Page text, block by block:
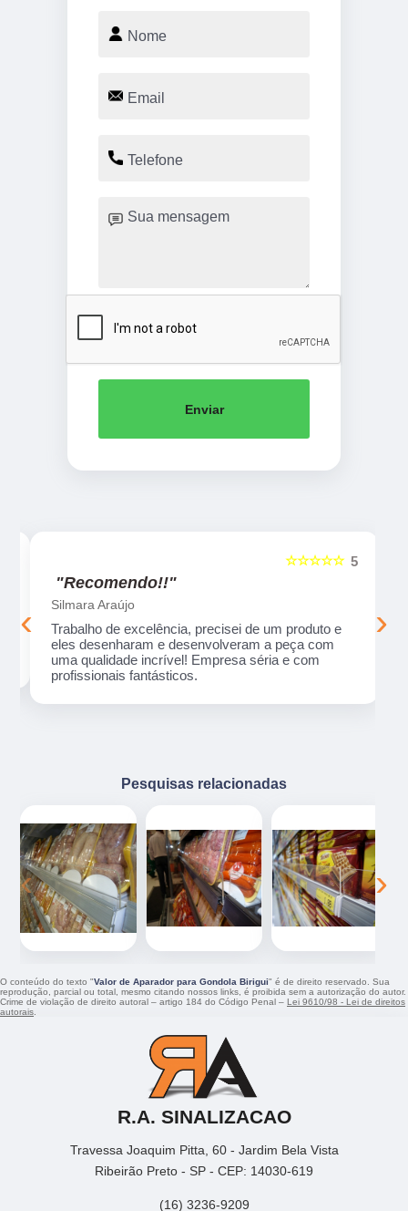
Enviar
5
☆☆☆☆☆
"Recomendo!!"
Silmara Araújo
Trabalho de excelência, precisei de um produto e
eles desenharam e desenvolveram a peça com
uma qualidade incrível! Empresa séria e com
profissionais fantásticos.
‹ ›
Pesquisas relacionadas
‹ ›
O conteúdo do texto "Valor de Aparador para Gondola Birigui" é de direito reservado. Sua
reprodução, parcial ou total, mesmo citando nossos links, é proibida sem a autorização do autor.
Crime de violação de direito autoral – artigo 184 do Código Penal – Lei 9610/98 - Lei de direitos
autorais
R.A. SINALIZACAO
Travessa Joaquim Pitta, 60 - Jardim Bela Vista
Ribeirão Preto - SP - CEP: 14030-619
(16) 3236-9209